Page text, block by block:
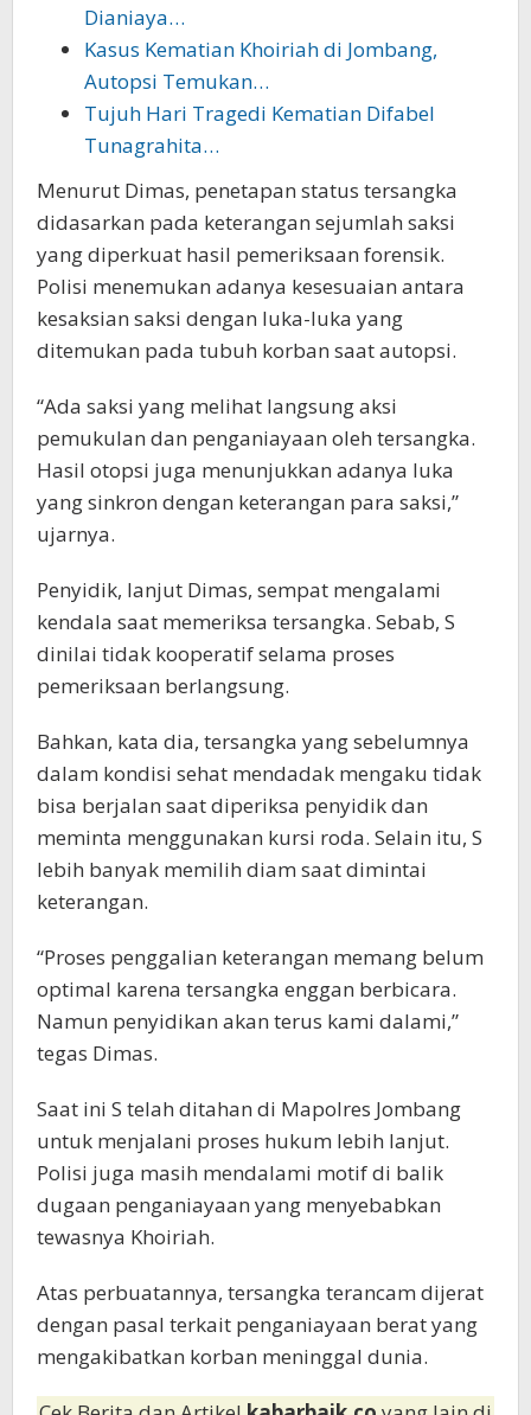
Dianiaya…
Kasus Kematian Khoiriah di Jombang,
Autopsi Temukan…
Tujuh Hari Tragedi Kematian Difabel
Tunagrahita…
Menurut Dimas, penetapan status tersangka
didasarkan pada keterangan sejumlah saksi
yang diperkuat hasil pemeriksaan forensik.
Polisi menemukan adanya kesesuaian antara
kesaksian saksi dengan luka-luka yang
ditemukan pada tubuh korban saat autopsi.
“Ada saksi yang melihat langsung aksi
pemukulan dan penganiayaan oleh tersangka.
Hasil otopsi juga menunjukkan adanya luka
yang sinkron dengan keterangan para saksi,”
ujarnya.
Penyidik, lanjut Dimas, sempat mengalami
kendala saat memeriksa tersangka. Sebab, S
dinilai tidak kooperatif selama proses
pemeriksaan berlangsung.
Bahkan, kata dia, tersangka yang sebelumnya
dalam kondisi sehat mendadak mengaku tidak
bisa berjalan saat diperiksa penyidik dan
meminta menggunakan kursi roda. Selain itu, S
lebih banyak memilih diam saat dimintai
keterangan.
“Proses penggalian keterangan memang belum
optimal karena tersangka enggan berbicara.
Namun penyidikan akan terus kami dalami,”
tegas Dimas.
Saat ini S telah ditahan di Mapolres Jombang
untuk menjalani proses hukum lebih lanjut.
Polisi juga masih mendalami motif di balik
dugaan penganiayaan yang menyebabkan
tewasnya Khoiriah.
Atas perbuatannya, tersangka terancam dijerat
dengan pasal terkait penganiayaan berat yang
mengakibatkan korban meninggal dunia.